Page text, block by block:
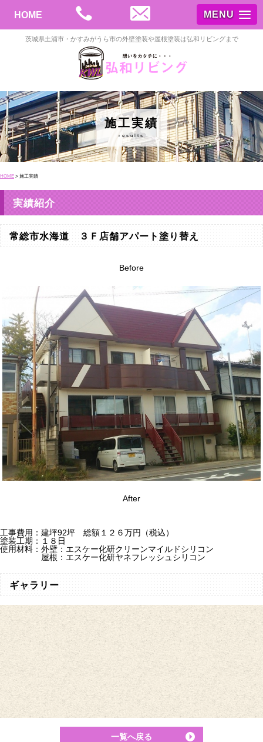
MENU
茨城県土浦市・かすみがうら市の外壁塗装や屋根塗装は弘和リビングまで
HOME
施工実績
results
HOME > 施工実績
実績紹介
常総市水海道 ３Ｆ店舗アパート塗り替え
Before
After
工事費用：建坪92坪 総額１２６万円（税込）
塗装工期：１８日
​使用材料：外壁：エスケー化研クリーンマイルドシリコン
屋根：エスケー化研ヤネフレッシュシリコン
ギャラリー
一覧へ戻る